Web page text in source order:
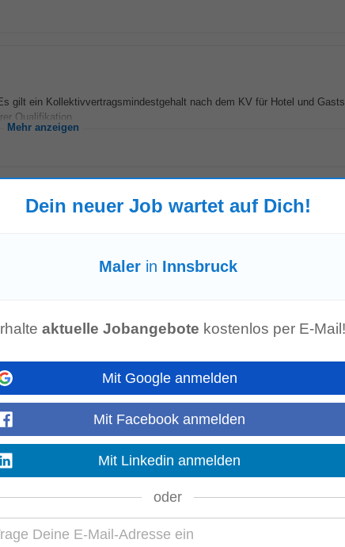
gilt ein Kollektivvertragsmindestgehalt nach dem KV für Hotel und
Qualifikation...
Mehr anzeigen
• Waschen, Reinigen und Maskieren der Bauteile für die weitere
- und Beschichtungsarbeiten im Hotel- und Thermenbereich
unser Technikteam...
Mehr anzeigen
Montage von Gipskartonwänden und -decken Einziehen kleinerer
von Wand- und Deckenanstrichen...
Mehr anzeigen
Dein neuer Job wartet auf Dich!
Malerin Innsbruck
aktuelle Jobangebote kostenlos per E-Mail!
Mit Google anmelden
Mit Facebook anmelden
Mit Linkedin anmelden
oder